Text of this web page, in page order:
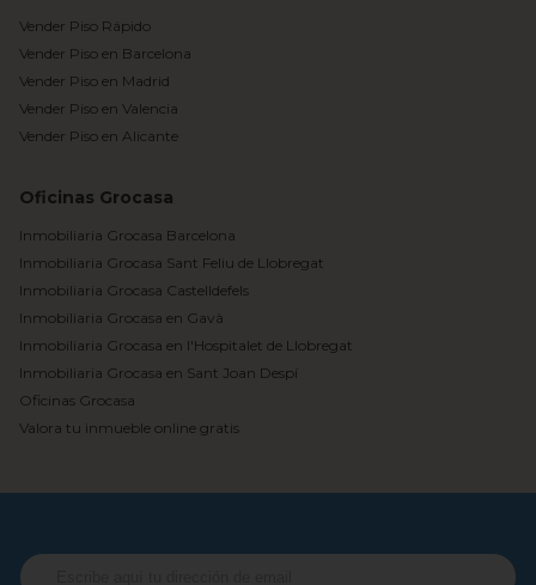
Vender Piso Rápido
Vender Piso en Barcelona
Vender Piso en Madrid
Vender Piso en Valencia
Vender Piso en Alicante
Oficinas Grocasa
Inmobiliaria Grocasa Barcelona
Inmobiliaria Grocasa Sant Feliu de Llobregat
Inmobiliaria Grocasa Castelldefels
Inmobiliaria Grocasa en Gavà
Inmobiliaria Grocasa en l'Hospitalet de Llobregat
Inmobiliaria Grocasa en Sant Joan Despí
Oficinas Grocasa
Valora tu inmueble online gratis